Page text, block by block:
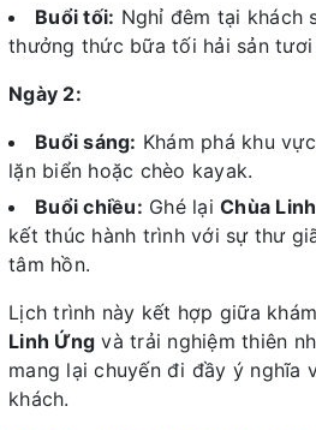
Buổi tối: Nghỉ đêm tại khách
thưởng thức bữa tối hải sản tươi
Ngày 2:
Buổi sáng: Khám phá khu
lặn biển hoặc chèo kayak.
Buổi chiều: Ghé lại Chùa
kết thúc hành trình với sự thư
tâm hồn.
Lịch trình này kết hợp giữa
Linh Ứng và trải nghiệm thiên
mang lại chuyến đi đầy ý nghĩa
khách.